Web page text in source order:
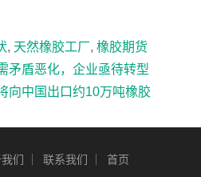
, 天然橡胶工厂, 橡胶期货
矛盾恶化，企业亟待转型
向中国出口约10万吨橡胶
们 联系我们 首页